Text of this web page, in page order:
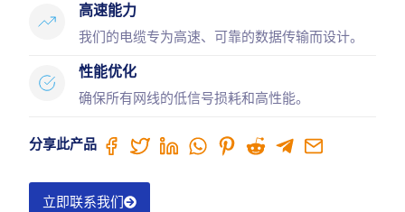
高速能力
我们的电缆专为高速、可靠的数据传输而设计。
性能优化
确保所有网线的低信号损耗和高性能。
分享此产品
立即联系我们